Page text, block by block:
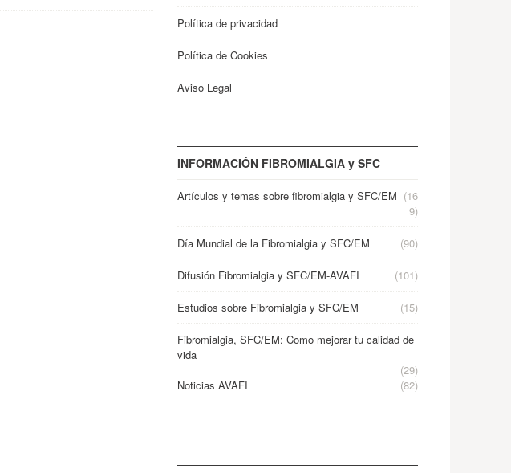
Política de privacidad
Política de Cookies
Aviso Legal
INFORMACIÓN FIBROMIALGIA y SFC
Artículos y temas sobre fibromialgia y SFC/EM (16
9)
Día Mundial de la Fibromialgia y SFC/EM (90)
Difusión Fibromialgia y SFC/EM-AVAFI (101)
Estudios sobre Fibromialgia y SFC/EM (15)
Fibromialgia, SFC/EM: Como mejorar tu calidad de
vida
(29)
Noticias AVAFI
(82)